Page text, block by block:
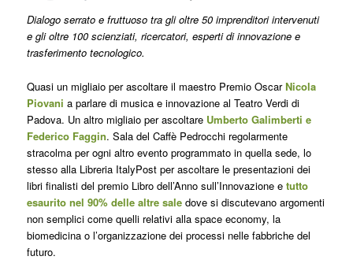
Dialogo serrato e fruttuoso tra gli oltre 50 imprenditori intervenuti
e gli oltre 100 scienziati, ricercatori, esperti di innovazione e
trasferimento tecnologico.
Quasi un migliaio per ascoltare il maestro Premio OscarNicola
Piovani a parlare di musica e innovazione al Teatro Verdi di
Padova. Un altro migliaio per ascoltare Umberto Galimberti e
Federico Faggin. Sala del Caffè Pedrocchi regolarmente
stracolma per ogni altro evento programmato in quella sede, lo
stesso alla Libreria ItalyPost per ascoltare le presentazioni dei
libri finalisti del premio Libro dell’Anno sull’Innovazione e tutto
esaurito nel 90% delle altre saledove si discutevano argomenti
non semplici come quelli relativi alla space economy, la
biomedicina o l’organizzazione dei processi nelle fabbriche del
futuro.